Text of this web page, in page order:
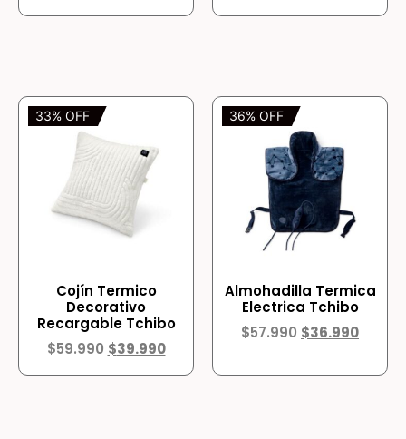
33% OFF
Cojín Termico
Decorativo
Recargable Tchibo
$59.990 $39.990
36% OFF
Almohadilla Termica
Electrica Tchibo
$57.990 $36.990